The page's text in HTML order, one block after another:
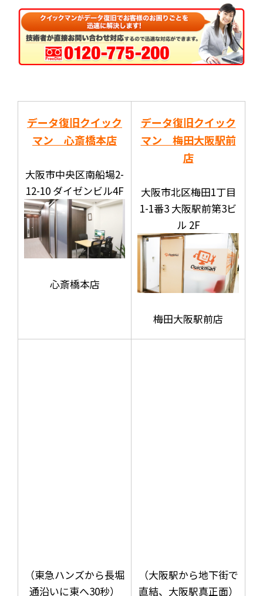
データ復旧クイック
マン 心斎橋本店
大阪市中央区南船場2-
12-10 ダイゼンビル4F
心斎橋本店
データ復旧クイック
マン 梅田大阪駅前
店
大阪市北区梅田1丁目
1-1番3 大阪駅前第3ビ
ル 2F
梅田大阪駅前店
（東急ハンズから長堀
通沿いに東へ30秒）
（大阪駅から地下街で
直結、大阪駅真正面）